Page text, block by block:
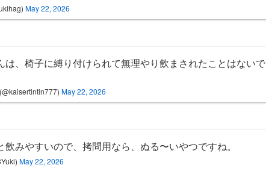
May 22, 2026
は、椅子に縛り付けられて無理やり飲まされたことはないで
May 22, 2026
飲みやすいので、拷問用なら、ぬる〜いやつですね。
May 22, 2026